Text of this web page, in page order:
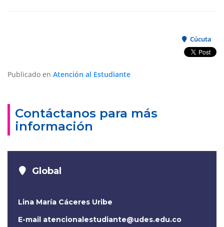
Cúcuta
Publicado en Atención al Estudiante
Contáctanos para más
información
Global
Lina María Cáceres Uribe
E-mail atencionalestudiante@udes.edu.co